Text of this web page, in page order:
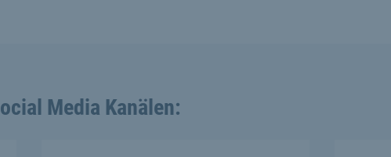
Media Kanälen: